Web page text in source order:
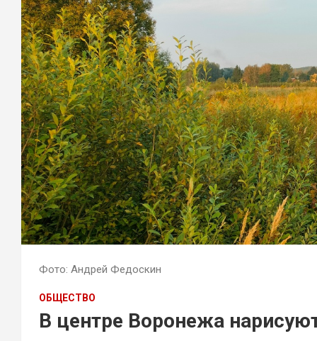
Фото: Андрей Федоскин
ОБЩЕСТВО
В центре Воронежа